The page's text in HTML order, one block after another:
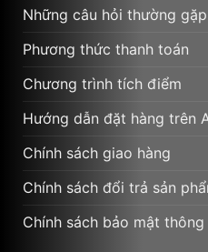
Những câu hỏi thường gặp
Phương thức thanh toán
Chương trình tích điểm
Hướng dẫn đặt hàng trên
Chính sách giao hàng
Chính sách đổi trả sản
Chính sách bảo mật thông